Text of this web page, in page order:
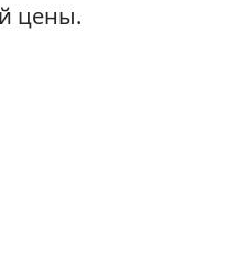
цены.